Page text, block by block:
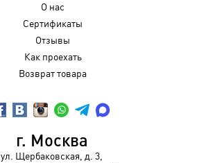
О нас
Сертификаты
Отзывы
Как проехать
Возврат товара
г. Москва
ул. Щербаковская, д. 3,